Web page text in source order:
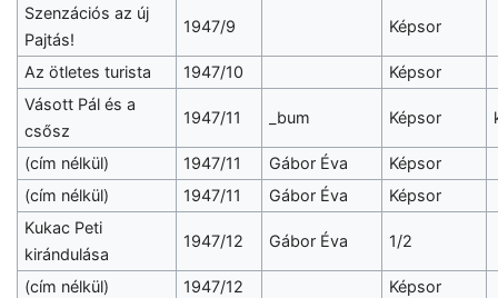
Szenzációs az új
Pajtás!
1947/9 Képsor
Az ötletes turista 1947/10
Képsor
Vásott Pál és a
csősz
1947/11 _bum Képsor
(cím nélkül) 1947/11 Gábor Éva
Képsor
(cím nélkül)
1947/11 Gábor Éva
Képsor
Kukac Peti
kirándulása
1947/12 Gábor Éva 1/2
(cím nélkül) 1947/12
Képsor